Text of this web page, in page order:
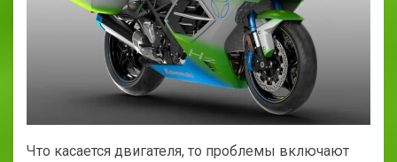
Что касается двигателя, то проблемы включают